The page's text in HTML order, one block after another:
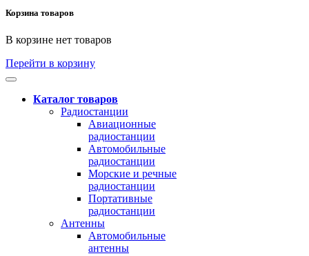
Корзина товаров
В корзине нет товаров
Перейти в корзину
Каталог товаров
Радиостанции
Авиационные
радиостанции
Автомобильные
радиостанции
Морские и речные
радиостанции
Портативные
радиостанции
Антенны
Автомобильные
антенны